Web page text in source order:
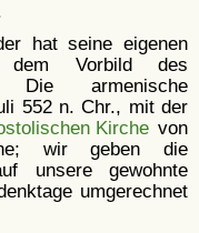
hat seine eigenen
Vorbild des
Die armenische
552 n. Chr., mit der
Kirche von
wir geben die
unsere gewohnte
umgerechnet